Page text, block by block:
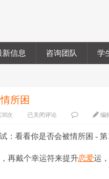
新信息 咨询团队 学
所困
38次 已关闭评论 编
再戴个幸运符来提升恋爱运